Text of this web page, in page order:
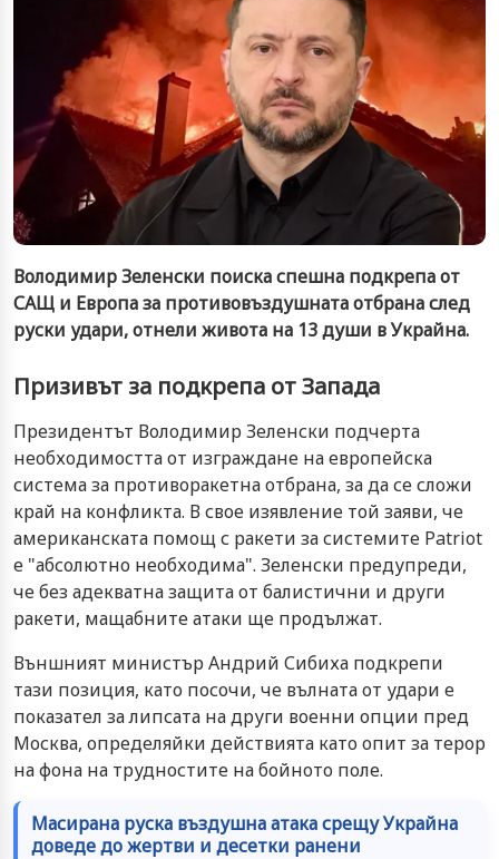
Володимир Зеленски поиска спешна подкрепа от
САЩ и Европа за противовъздушната отбрана след
руски удари, отнели живота на 13 души в Украйна.
Призивът за подкрепа от Запада
Президентът Володимир Зеленски подчерта
необходимостта от изграждане на европейска
система за противоракетна отбрана, за да се сложи
край на конфликта. В свое изявление той заяви, че
американската помощ с ракети за системите Patriot
е "абсолютно необходима". Зеленски предупреди,
че без адекватна защита от балистични и други
ракети, мащабните атаки ще продължат.
Външният министър Андрий Сибиха подкрепи
тази позиция, като посочи, че вълната от удари е
показател за липсата на други военни опции пред
Москва, определяйки действията като опит за терор
на фона на трудностите на бойното поле.
Масирана руска въздушна атака срещу Украйна
доведе до жертви и десетки ранени